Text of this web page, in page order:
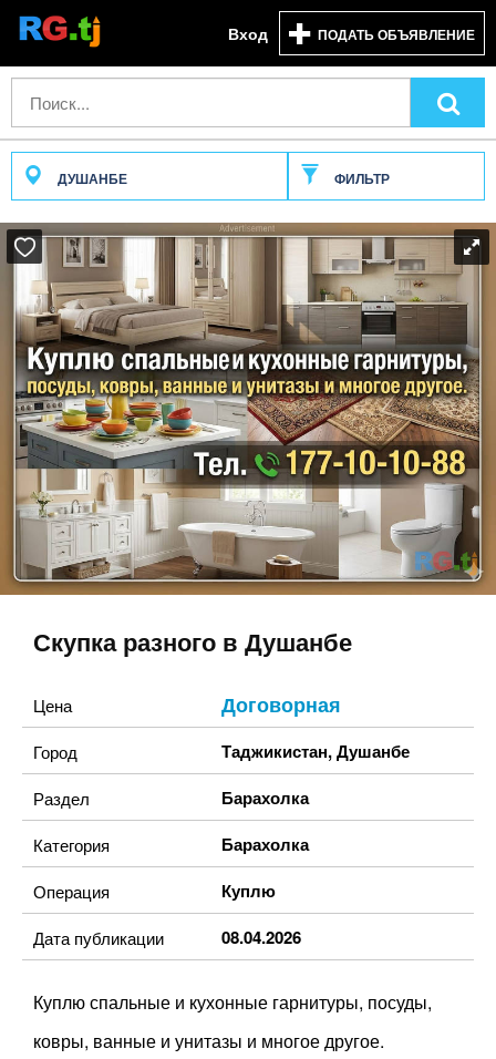
Вход ПОДАТЬ ОБЪЯВЛЕНИЕ
ДУШАНБЕ ФИЛЬТР
Скупка разного в Душанбе
Цена Договорная
Город Таджикистан,Душанбе
Раздел Барахолка
Категория Барахолка
Операция Куплю
Дата публикации 08.04.2026
Куплю спальные и кухонные гарнитуры, посуды,
ковры, ванные и унитазы и многое другое.